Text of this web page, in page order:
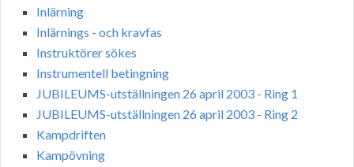
Inlärning
Inlärnings - och kravfas
Instruktörer sökes
Instrumentell betingning
JUBILEUMS-utställningen 26 april 2003 - Ring 1
JUBILEUMS-utställningen 26 april 2003 - Ring 2
Kampdriften
Kampövning